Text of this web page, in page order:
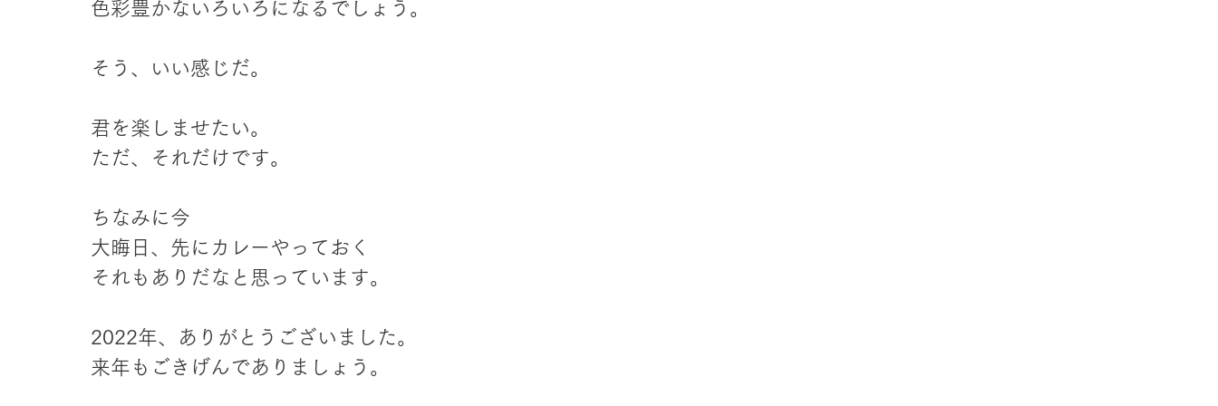
色彩豊かないろいろになるでしょう。
そう、いい感じだ。
君を楽しませたい。
ただ、それだけです。
ちなみに今
大晦日、先にカレーやっておく
それもありだなと思っています。
2022年、ありがとうございました。
来年もごきげんでありましょう。